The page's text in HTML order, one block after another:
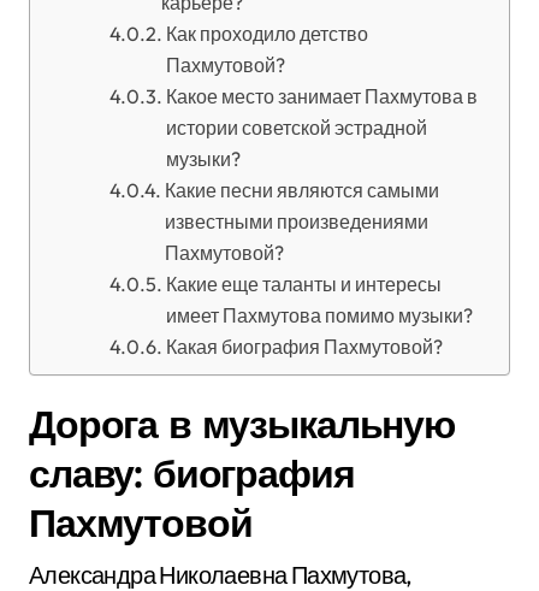
Как проходило детство
Пахмутовой?
Какое место занимает Пахмутова в
истории советской эстрадной
музыки?
Какие песни являются самыми
известными произведениями
Пахмутовой?
Какие еще таланты и интересы
имеет Пахмутова помимо музыки?
Какая биография Пахмутовой?
Дорога в музыкальную
славу: биография
Пахмутовой
Александра Николаевна Пахмутова,